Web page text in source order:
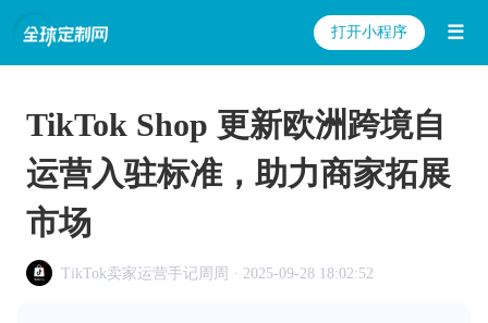
打开小程序 ☰
TikTok Shop 更新欧洲跨境自
运营入驻标准，助力商家拓展
市场
TikTok卖家运营手记周周 · 2025-09-28 18:02:52